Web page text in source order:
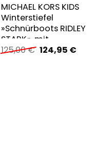
MICHAEL KORS KIDS
Winterstiefel
»Schnürboots RIDLEY
STARK«, mit
goldfarbenem MK
125,00€ Ursprünglicher
Preis
124,95 €